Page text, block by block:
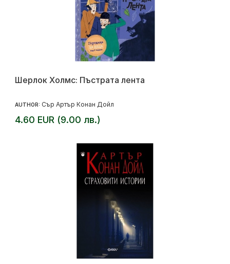
Шерлок Холмс: Пъстрата лента
AUTHOR: Сър Артър Конан Дойл
4.60 EUR (9.00 лв.)